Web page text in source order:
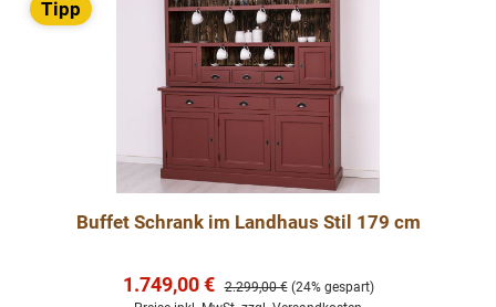
Tipp
Buffet Schrank im Landhaus Stil 179 cm
Verkaufspreis:
1.749,00 € Regulärer Preis:
2.299,00 € (24% gespart)